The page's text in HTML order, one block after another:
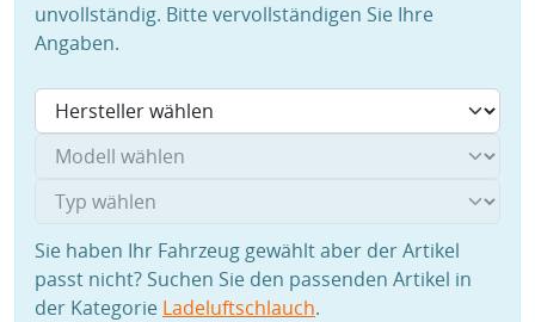
unvollständig. Bitte vervollständigen Sie Ihre
Angaben.
Sie haben Ihr Fahrzeug gewählt aber der Artikel
passt nicht? Suchen Sie den passenden Artikel in
der Kategorie Ladeluftschlauch.